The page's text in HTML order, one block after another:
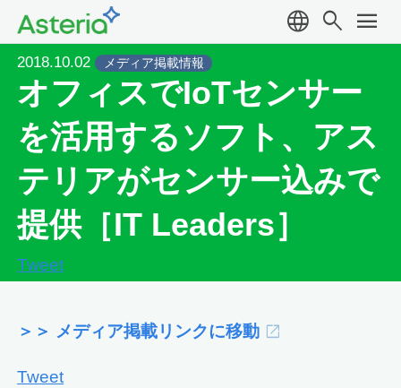
language search menu
2018.10.02 メディア掲載情報
オフィスでIoTセンサー
を活用するソフト、アス
テリアがセンサー込みで
提供［IT Leaders］
Tweet
＞＞ メディア掲載リンクに移動
Tweet